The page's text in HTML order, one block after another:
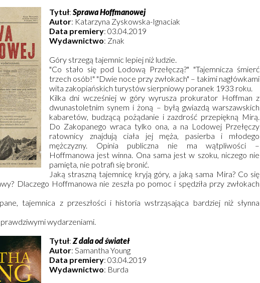
Tytuł: Sprawa Hoffmanowej
Autor: Katarzyna Zyskowska-Ignaciak
Data premiery: 03.04.2019
Wydawnictwo: Znak
Góry strzegą tajemnic lepiej niż ludzie.
"Co stało się pod Lodową Przełęczą?" "Tajemnicza śmierć
trzech osób!" "Dwie noce przy zwłokach" – takimi nagłówkami
wita zakopiańskich turystów sierpniowy poranek 1933 roku.
Kilka dni wcześniej w góry wyrusza prokurator Hoffman z
dwunastoletnim synem i żoną – byłą gwiazdą warszawskich
kabaretów, budzącą pożądanie i zazdrość przepiękną Mirą.
Do Zakopanego wraca tylko ona, a na Lodowej Przełęczy
ratownicy znajdują ciała jej męża, pasierba i młodego
mężczyzny. Opinia publiczna nie ma wątpliwości –
Hoffmanowa jest winna. Ona sama jest w szoku, niczego nie
pamięta, nie potrafi się bronić.
Jaką straszną tajemnicę kryją góry, a jaką sama Mira? Co się
Dlaczego Hoffmanowa nie zeszła po pomoc i spędziła przy zwłokach
tajemnica z przeszłości i historia wstrząsająca bardziej niż słynna
wydarzeniami.
Tytuł: Z dala od świateł
Autor: Samantha Young
Data premiery: 03.04.2019
Wydawnictwo: Burda